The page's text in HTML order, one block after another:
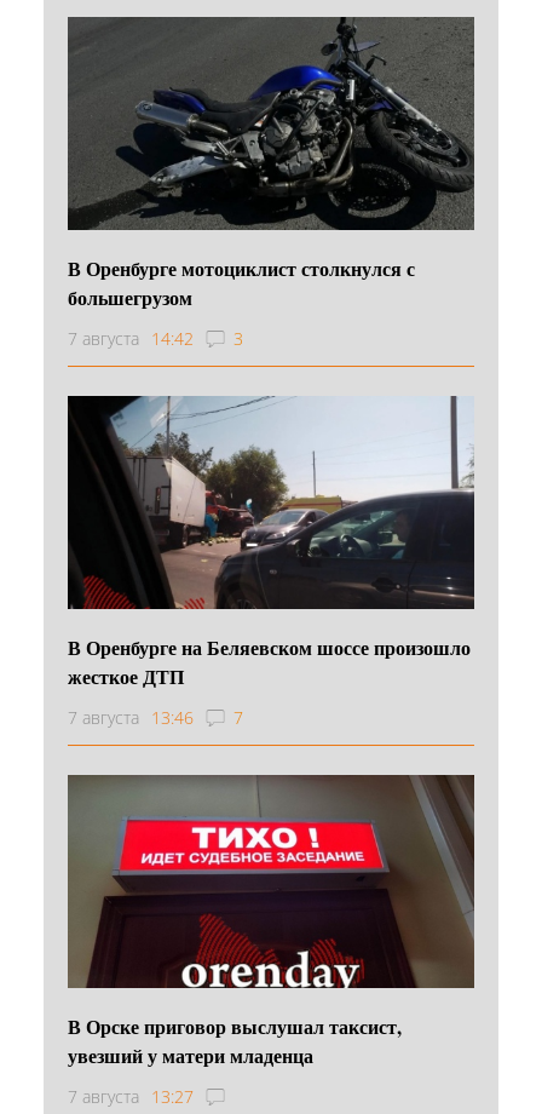
В Оренбурге мотоциклист столкнулся с
большегрузом
7 августа 14:42 3
В Оренбурге на Беляевском шоссе произошло
жесткое ДТП
7 августа 13:46 7
В Орске приговор выслушал таксист,
увезший у матери младенца
7 августа 13:27